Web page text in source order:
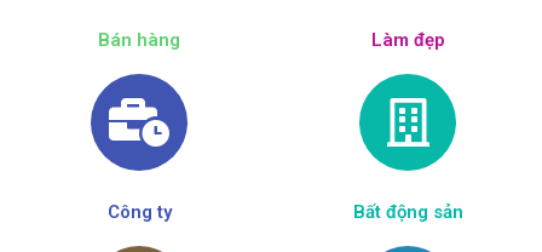
Bán hàng Làm đẹp​
Công ty Bất động sản